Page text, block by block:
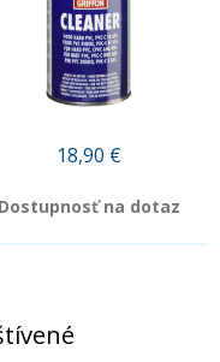
18,90 €
Dostupnosť na dotaz